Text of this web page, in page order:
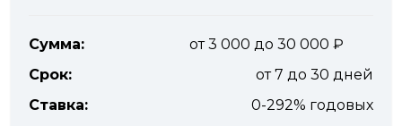
Сумма:
от 3 000 до 30 000
Срок:
от 7 до 30 дней
Ставка:
0-292% годовых